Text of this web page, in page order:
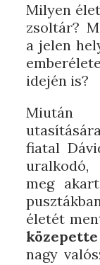
Milyen
zsoltár?
a jelen
idején is?
Miután
fiatal
uralkodó,
meg
életét
közepette
nagy